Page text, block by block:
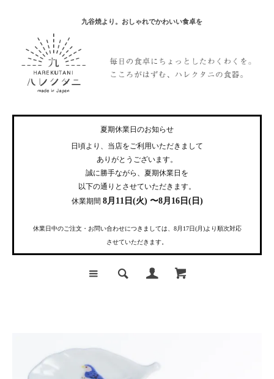
九谷焼より。おしゃれでかわいい食卓を
夏期休業日のお知らせ
日頃より、当店をご利用いただきまして
ありがとうございます。
誠に勝手ながら、夏期休業日を
以下の通りとさせていただきます。
休業期間 8月11日(火) 〜8月16日(日)
休業日中のご注文・お問い合わせにつきましては、8月17日(月)より順次対応
させていただきます。